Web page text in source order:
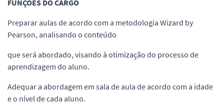
FUNÇÕES DO CARGO
Preparar aulas de acordo com a metodologia Wizard by
Pearson, analisando o conteúdo
que será abordado, visando à otimização do processo de
aprendizagem do aluno.
Adequar a abordagem em sala de aula de acordo com a idade
e o nível de cada aluno.